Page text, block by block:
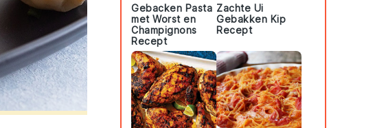
Gebacken Pasta
met Worst en
Champignons
Recept
Zachte Ui
Gebakken Kip
Recept